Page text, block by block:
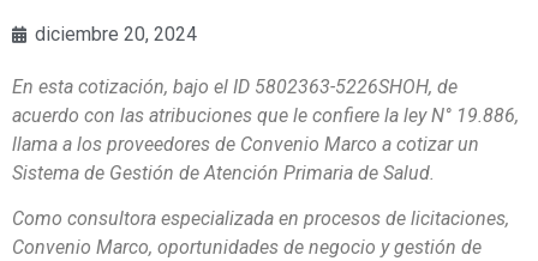
diciembre 20, 2024
En esta cotización, bajo el ID 5802363-5226SHOH, de
acuerdo con las atribuciones que le confiere la ley N° 19.886,
llama a los proveedores de Convenio Marco a cotizar un
Sistema de Gestión de Atención Primaria de Salud.
Como consultora especializada en procesos de licitaciones,
Convenio Marco, oportunidades de negocio y gestión de